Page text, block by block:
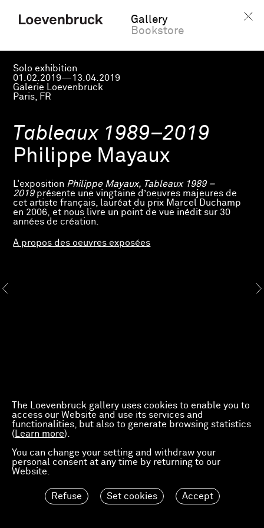
The Loevenbruck gallery uses cookies to enable you to
access our Website and use its services and
functionalities, but also to generate browsing statistics
( Learn more).
You can change your setting and withdraw your
personal consent at any time by returning to our
Website.
Refuse Set cookies Accept
Gallery
Bookstore
Solo exhibition
01.02.2019—13.04.2019
Galerie Loevenbruck
Paris, FR
Tableaux 1989–2019
Philippe Mayaux
L'exposition Philippe Mayaux, Tableaux 1989 –
2019présente une vingtaine d’oeuvres majeures de
cet artiste français, lauréat du prix Marcel Duchamp
en 2006, et nous livre un point de vue inédit sur 30
années de création.
A propos des oeuvres exposées